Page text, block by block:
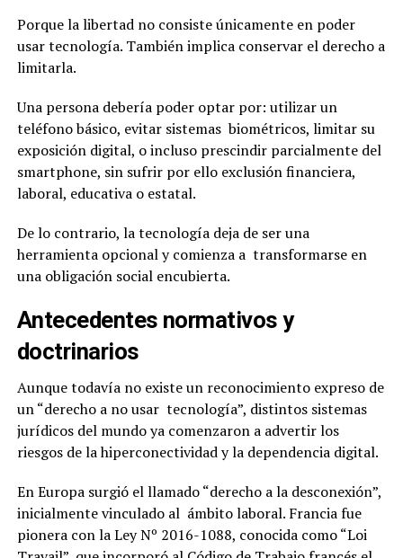
Porque la libertad no consiste únicamente en poder
usar tecnología. También implica conservar el derecho a
limitarla.
Una persona debería poder optar por: utilizar un
teléfono básico, evitar sistemas biométricos, limitar su
exposición digital, o incluso prescindir parcialmente del
smartphone, sin sufrir por ello exclusión financiera,
laboral, educativa o estatal.
De lo contrario, la tecnología deja de ser una
herramienta opcional y comienza a transformarse en
una obligación social encubierta.
Antecedentes normativos y
doctrinarios
Aunque todavía no existe un reconocimiento expreso de
un “derecho a no usar tecnología”, distintos sistemas
jurídicos del mundo ya comenzaron a advertir los
riesgos de la hiperconectividad y la dependencia digital.
En Europa surgió el llamado “derecho a la desconexión”,
inicialmente vinculado al ámbito laboral. Francia fue
pionera con la Ley Nº 2016-1088, conocida como “Loi